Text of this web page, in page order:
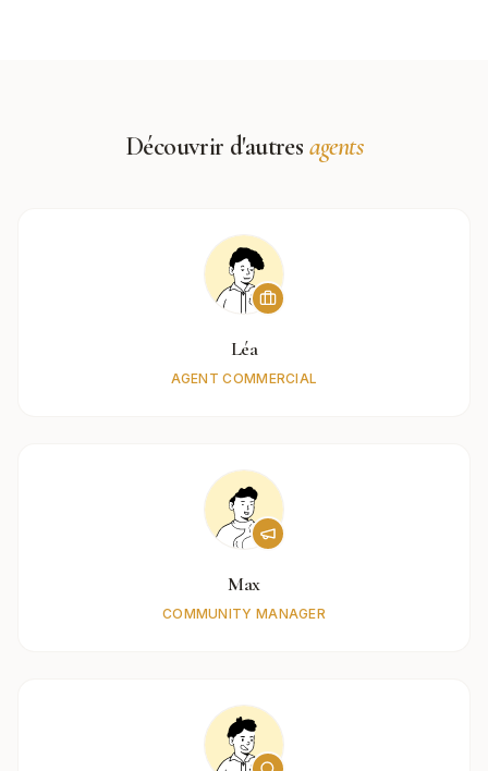
Découvrir d'autres agents
Léa
AGENT COMMERCIAL
Max
COMMUNITY MANAGER